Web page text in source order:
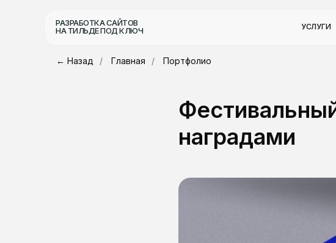
УСЛУГИ
РАЗРАБОТКА САЙТОВ
НА ТИЛЬДЕ ПОД КЛЮЧ
← Назад / Главная / Портфолио
наградами